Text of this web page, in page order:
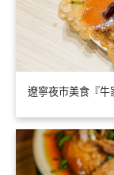
遼寧夜市美食『牛